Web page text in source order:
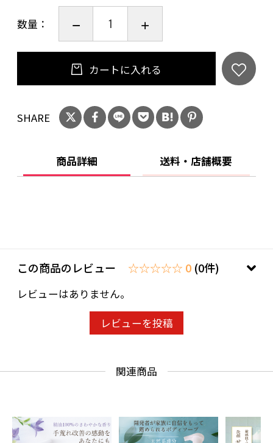
また福知山キキョウ石鹸は、 溶けにくい 特性を
持っているため、 洗面台 やお風呂場が汚れにく
く、長期間お使いいただけます。
泡立ちがよく、洗顔時にも肌負担感のない きめ
１つ１つが肌にやさしく密着して 毛穴 の奥の汚
となく しっとり とした感触が持続します。
きめの細かい ふわふわ泡 が、素肌をやさしく包
はありません。
数量：
カートに入れる
SHARE
商品詳細 送料・店舗概要
この商品のレビュー ☆☆☆☆☆ 0 (0件)
レビューはありません。
レビューを投稿
関連商品